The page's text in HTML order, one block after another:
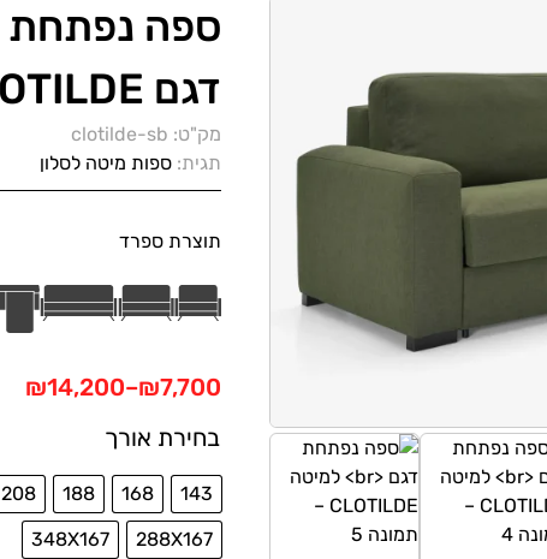
ספה נפתחת
דגם CLOTILDE
מק"ט: clotilde-sb
תגית: ספות מיטה לסלון
תוצרת ספרד
₪7,700
–
₪14,200
בחירת אורך
143
168
188
208
288X167
348X167